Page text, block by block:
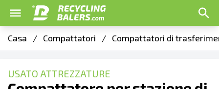
Casa / Compattatori / Compattatori di
USATO ATTREZZATURE